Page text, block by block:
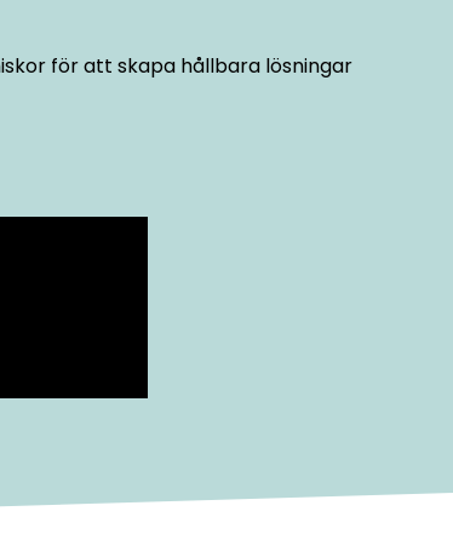
för att skapa hållbara lösningar